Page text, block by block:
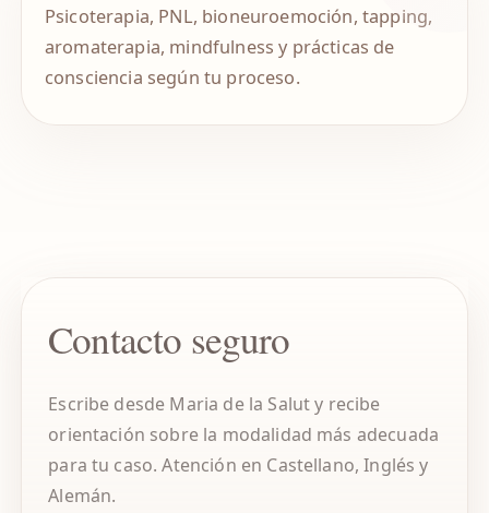
Psicoterapia, PNL, bioneuroemoción, tapping,
aromaterapia, mindfulness y prácticas de
consciencia según tu proceso.
Contacto seguro
Escribe desde Maria de la Salut y recibe
orientación sobre la modalidad más adecuada
para tu caso. Atención en Castellano, Inglés y
Alemán.